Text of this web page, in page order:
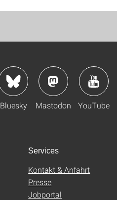
Bluesky Mastodon YouTube
Services
Kontakt & Anfahrt
Presse
Jobportal